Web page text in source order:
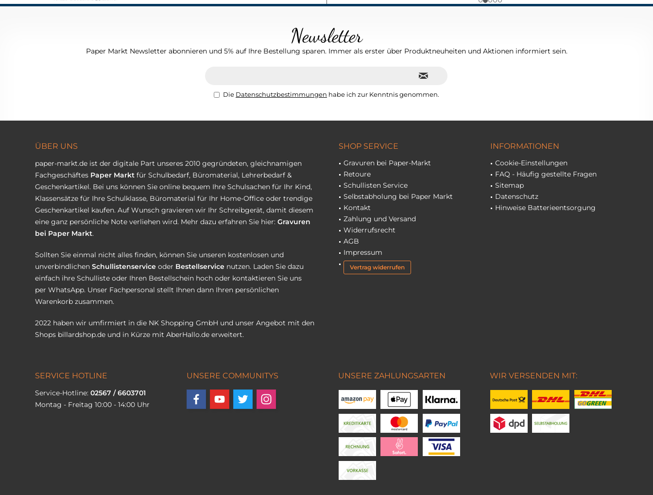
Newsletter
Paper Markt Newsletter abonnieren und 5% auf Ihre Bestellung sparen. Immer als erster über Produktneuheiten und Aktionen informiert sein.
Die Datenschutzbestimmungen habe ich zur Kenntnis genommen.
ÜBER UNS
paper-markt.de ist der digitale Part unseres 2010 gegründeten, gleichnamigen
Fachgeschäftes Paper Markt für Schulbedarf, Büromaterial, Lehrerbedarf &
Geschenkartikel. Bei uns können Sie online bequem Ihre Schulsachen für Ihr Kind,
Klassensätze für Ihre Schulklasse, Büromaterial für Ihr Home-Office oder trendige
Geschenkartikel kaufen. Auf Wunsch gravieren wir Ihr Schreibgerät, damit diesem
eine ganz persönliche Note verliehen wird. Mehr dazu erfahren Sie hier: Gravuren
bei Paper Markt.
Sollten Sie einmal nicht alles finden, können Sie unseren kostenlosen und
unverbindlichen Schullistenservice oder Bestellservice nutzen. Laden Sie dazu
einfach ihre Schulliste oder Ihren Bestellschein hoch oder kontaktieren Sie uns
per WhatsApp. Unser Fachpersonal stellt Ihnen dann Ihren persönlichen
Warenkorb zusammen.
2022 haben wir umfirmiert in die NK Shopping GmbH und unser Angebot mit den
Shops billardshop.de und in Kürze mit AberHallo.de erweitert.
SHOP SERVICE
Gravuren bei Paper-Markt
Retoure
Schullisten Service
Selbstabholung bei Paper Markt
Kontakt
Zahlung und Versand
Widerrufsrecht
AGB
Impressum
Vertrag widerrufen
INFORMATIONEN
Cookie-Einstellungen
FAQ - Häufig gestellte Fragen
Sitemap
Datenschutz
Hinweise Batterieentsorgung
SERVICE HOTLINE
Service-Hotline: 02567 / 6603701
Montag - Freitag 10:00 - 14:00 Uhr
UNSERE COMMUNITYS UNSERE ZAHLUNGSARTEN WIR VERSENDEN MIT: